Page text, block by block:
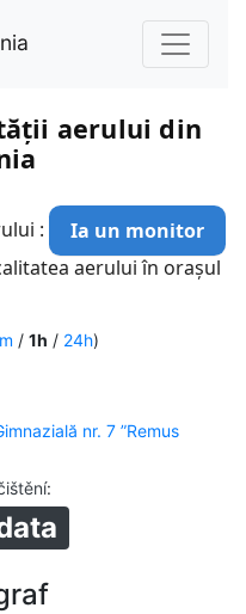
aerului din
:
Ia un monitor
aerului în orașul
/ 1h / 24h)
nr. 7 ”Remus
: